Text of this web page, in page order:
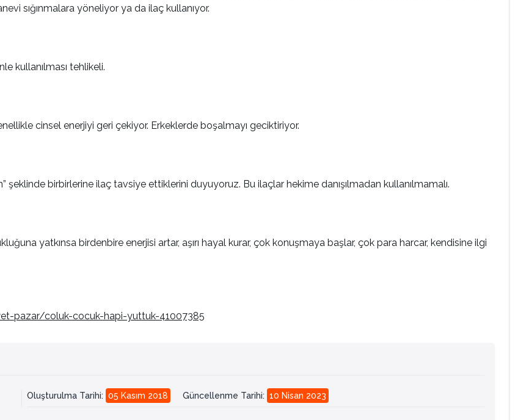
sığınmalara yöneliyor ya da ilaç kullanıyor.
kullanılması tehlikeli.
cinsel enerjiyi geri çekiyor. Erkeklerde boşalmayı geciktiriyor.
şeklinde birbirlerine ilaç tavsiye ettiklerini duyuyoruz. Bu ilaçlar hekime danışılmadan kullanılmamalı.
yatkınsa birdenbire enerjisi artar, aşırı hayal kurar, çok konuşmaya başlar, çok para harcar, kendisine ilgi
pazar/coluk-cocuk-hapi-yuttuk-41007385
Oluşturulma Tarihi: 05 Kasım 2018 Güncellenme Tarihi: 10 Nisan 2023